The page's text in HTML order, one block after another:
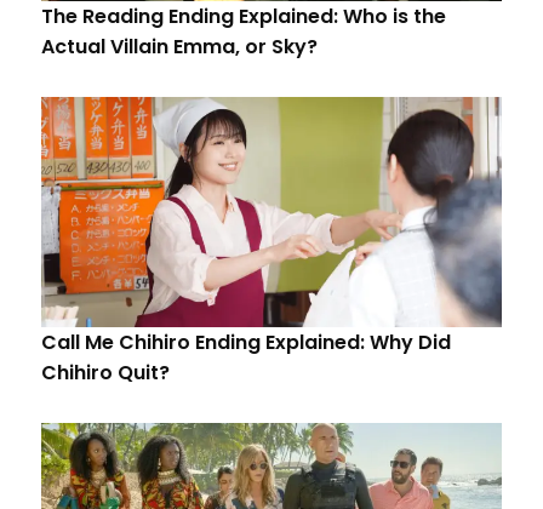
The Reading Ending Explained: Who is the
Actual Villain Emma, or Sky?
Call Me Chihiro Ending Explained: Why Did
Chihiro Quit?